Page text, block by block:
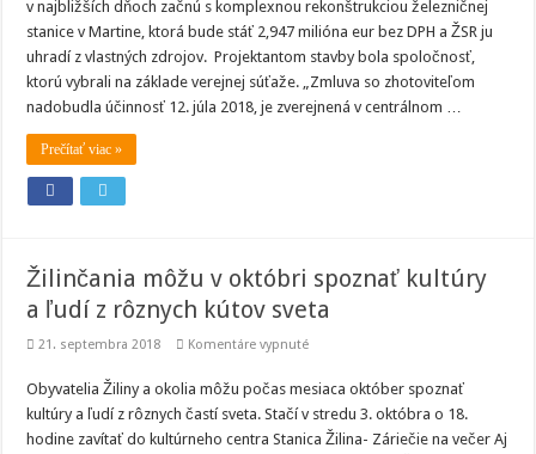
železničnej
stanice
Martine
v najbližších dňoch začnú s komplexnou rekonštrukciou železničnej
stanice v Martine, ktorá bude stáť 2,947 milióna eur bez DPH a ŽSR ju
uhradí z vlastných zdrojov. Projektantom stavby bola spoločnosť,
ktorú vybrali na základe verejnej súťaže. „Zmluva so zhotoviteľom
nadobudla účinnosť 12. júla 2018, je zverejnená v centrálnom …
Prečítať viac »
Žilinčania môžu v októbri spoznať kultúry
a ľudí z rôznych kútov sveta
21. septembra 2018 Komentáre vypnuténa
v
októbri
spoznať
kultúry
Obyvatelia Žiliny a okolia môžu počas mesiaca október spoznať
kultúry a ľudí z rôznych častí sveta. Stačí v stredu 3. októbra o 18.
hodine zavítať do kultúrneho centra Stanica Žilina- Záriečie na večer Aj